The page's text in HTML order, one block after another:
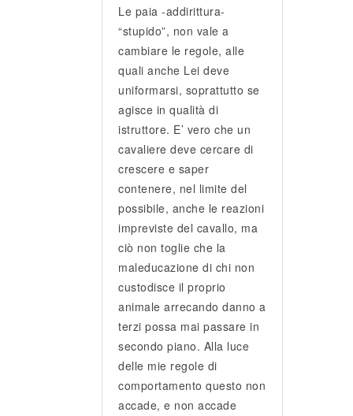
Le paia -addirittura-
“stupido”, non vale a
cambiare le regole, alle
quali anche Lei deve
uniformarsi, soprattutto se
agisce in qualità di
istruttore. E’ vero che un
cavaliere deve cercare di
crescere e saper
contenere, nel limite del
possibile, anche le reazioni
impreviste del cavallo, ma
ciò non toglie che la
maleducazione di chi non
custodisce il proprio
animale arrecando danno a
terzi possa mai passare in
secondo piano. Alla luce
delle mie regole di
comportamento questo non
accade, e non accade